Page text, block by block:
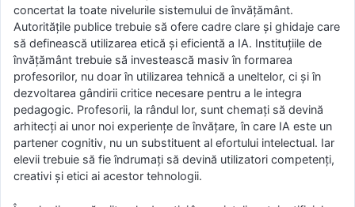
concertat la toate nivelurile sistemului de învățământ.
Autoritățile publice trebuie să ofere cadre clare și ghidaje care
să definească utilizarea etică și eficientă a IA. Instituțiile de
învățământ trebuie să investească masiv în formarea
profesorilor, nu doar în utilizarea tehnică a uneltelor, ci și în
dezvoltarea gândirii critice necesare pentru a le integra
pedagogic. Profesorii, la rândul lor, sunt chemați să devină
arhitecți ai unor noi experiențe de învățare, în care IA este un
partener cognitiv, nu un substituent al efortului intelectual. Iar
elevii trebuie să fie îndrumați să devină utilizatori competenți,
creativi și etici ai acestor tehnologii.